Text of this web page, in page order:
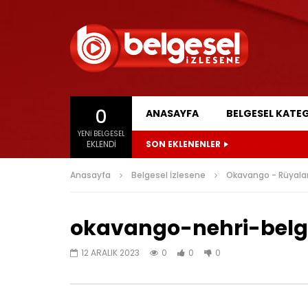
0
YENI BELGESEL
EKLENDI
ANASAYFA BELGESEL
SON EKLENENLER
Anasayfa Belgesel İzlesene Okavango -
okavango-nehri-
12 ARALIK 2023 0 0 0